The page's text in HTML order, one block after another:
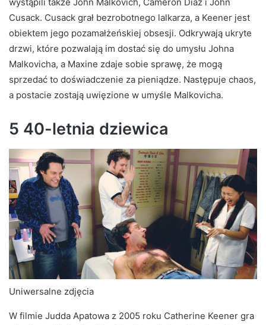
Cusack. Cusack grał bezrobotnego lalkarza, a Keener jest
obiektem jego pozamałżeńskiej obsesji. Odkrywają ukryte
drzwi, które pozwalają im dostać się do umysłu Johna
Malkovicha, a Maxine zdaje sobie sprawę, że mogą
sprzedać to doświadczenie za pieniądze. Następuje chaos,
a postacie zostają uwięzione w umyśle Malkovicha.
5 40-letnia dziewica
Uniwersalne zdjęcia
W filmie Judda Apatowa z 2005 roku Catherine Keener gra